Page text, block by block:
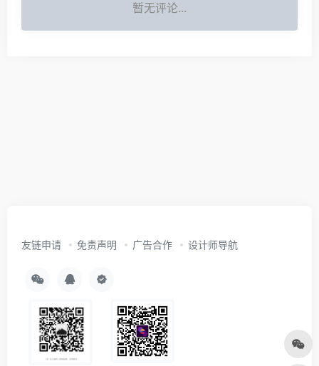
暂无评论...
友链申请 免责声明 广告合作 设计师导航